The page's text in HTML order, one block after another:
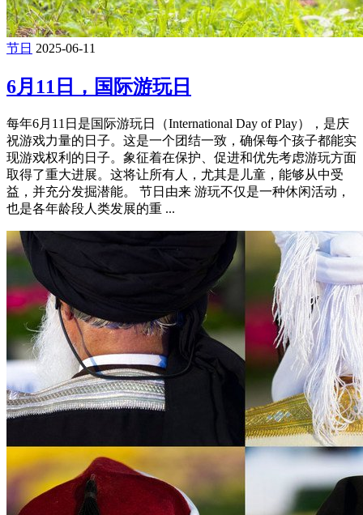
节日 2025-06-11
6月11日，国际游玩日
每年6月11日是国际游玩日（International Day of Play），是庆
祝游戏力量的日子。这是一个团结一致，确保每个孩子都能实
现游戏权利的日子。象征着在保护、促进和优先考虑游玩方面
取得了重大进展。这将让所有人，尤其是儿童，能够从中受
益，并充分发掘潜能。 节日由来 游玩不仅是一种休闲活动，
也是各年龄段人类发展的重 ...